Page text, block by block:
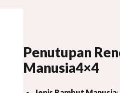
Penutupan
Manusia4×4